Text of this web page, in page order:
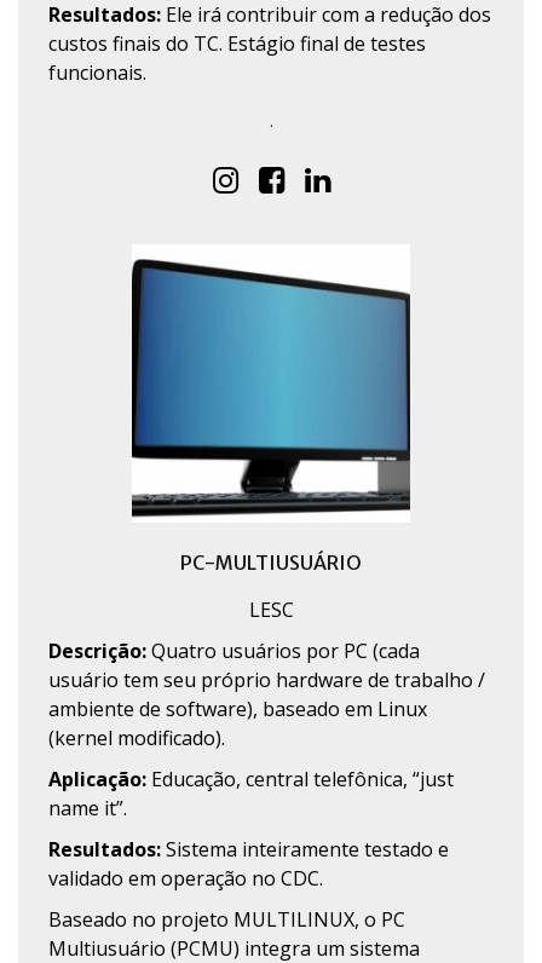
Resultados: Ele irá contribuir com a redução dos
custos finais do TC. Estágio final de testes
funcionais.
.
PC-MULTIUSUÁRIO
LESC
Descrição:Quatro usuários por PC (cada
usuário tem seu próprio hardware de trabalho /
ambiente de software), baseado em Linux
(kernel modificado).
Aplicação: Educação, central telefônica, “just
name it”.
Resultados:Sistema inteiramente testado e
validado em operação no CDC.
Baseado no projeto MULTILINUX, o PC
Multiusuário (PCMU) integra um sistema